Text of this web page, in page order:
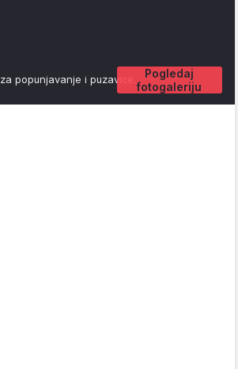
Pogledaj
fotogaleriju
popunjavanje i puzavice.